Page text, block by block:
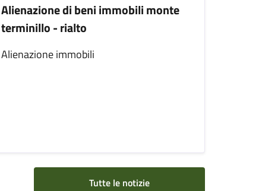
Alienazione di beni immobili monte
terminillo - rialto
Alienazione immobili
Tutte le notizie